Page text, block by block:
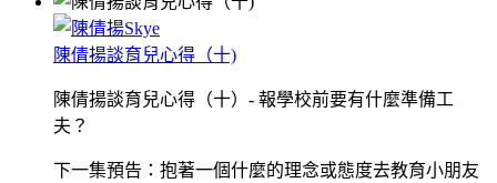
陳倩揚談育兒心得（十)
陳倩揚談育兒心得（十）- 報學校前要有什麼準備工
夫？
下一集預告：抱著一個什麼的理念或態度去教育小朋友